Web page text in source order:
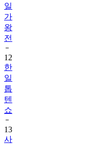
일
가
왕
전
12
한
일
톱
텐
쇼
13
사